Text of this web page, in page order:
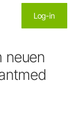
Log-in
neuen